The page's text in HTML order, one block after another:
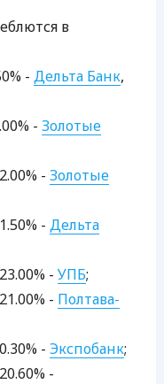
ЕЖЕМЕСЯЧНЫЙ ОБЗОР
ПУТЕВОДИТЕЛИ ПО
в
- Дельта Банк,
- Золотые
- Золотые
- Дельта
- УПБ;
- Полтава-
- Экспобанк;
-